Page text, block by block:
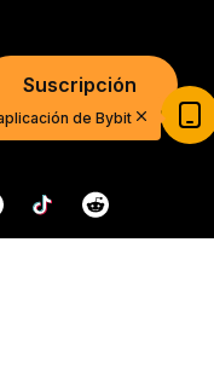
Suscripción
con $20
hoy
de Bybit